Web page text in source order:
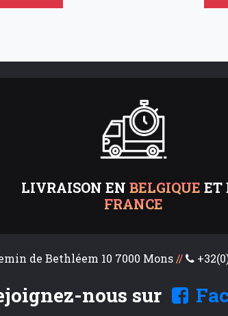
LIVRAISON EN BELGIQUE ET
FRANCE
de Bethléem 10 7000 Mons //
nous sur